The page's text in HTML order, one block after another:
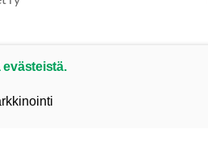
evästeistä.